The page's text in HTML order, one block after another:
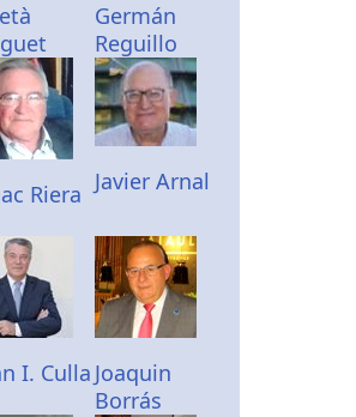
Germán
Reguillo
Riera Javier Arnal
I. Culla Joaquin
Borrás